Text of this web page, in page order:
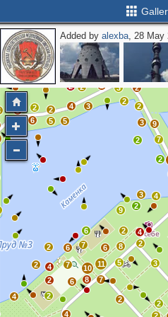
Added byalexba, 28 May
2
2 6
4
2
2
5 3
2
7
11
10
8
7
6 7 6 8
2 4
9 2
4
3
2
2
2
3
2
3
7
9
2
3
4
2
2
2
5
5
6
2
3
9
3
2
2
7
6
2
4
2
4